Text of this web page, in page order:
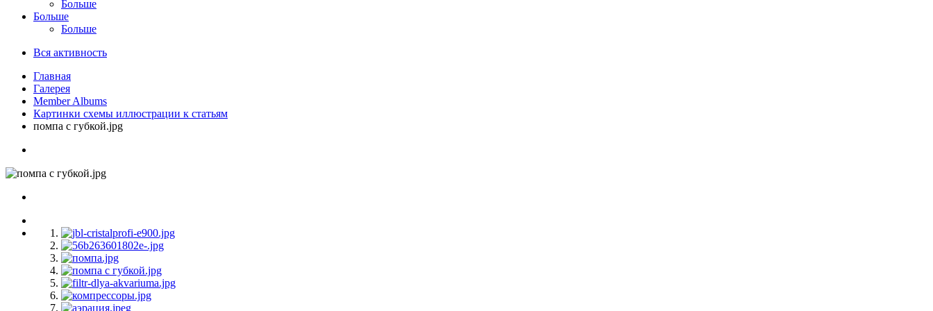
Больше
Больше
Больше
Вся активность
Главная
Галерея
Member Albums
Картинки схемы иллюстрации к статьям
помпа с губкой.jpg